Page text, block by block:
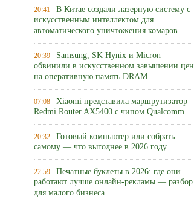
20:41 В Китае создали лазерную систему с
искусственным интеллектом для
автоматического уничтожения комаров
20:39 Samsung, SK Hynix и Micron
обвинили в искусственном завышении цен
на оперативную память DRAM
07:08 Xiaomi представила маршрутизатор
Redmi Router AX5400 с чипом Qualcomm
20:32 Готовый компьютер или собрать
самому — что выгоднее в 2026 году
22:59 Печатные буклеты в 2026: где они
работают лучше онлайн-рекламы — разбор
для малого бизнеса